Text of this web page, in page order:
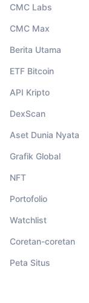
CMC Labs
CMC Max
Berita Utama
ETF Bitcoin
API Kripto
DexScan
Aset Dunia Nyata
Grafik Global
NFT
Portofolio
Watchlist
Coretan-coretan
Peta Situs